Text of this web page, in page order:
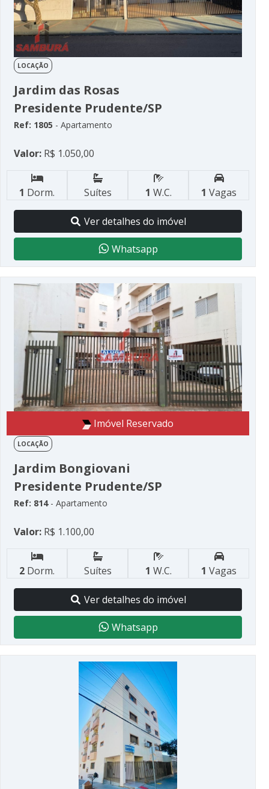
LOCAÇÃO
Jardim das Rosas
Presidente Prudente/SP
Ref: 1805 - Apartamento
Valor: R$ 1.050,00
1 Dorm. Suítes 1 W.C. 1 Vagas
Ver detalhes do imóvel
Whatsapp
Imóvel Reservado
LOCAÇÃO
Jardim Bongiovani
Presidente Prudente/SP
Ref: 814- Apartamento
Valor: R$ 1.100,00
2 Dorm. Suítes 1 W.C. 1 Vagas
Ver detalhes do imóvel
Whatsapp